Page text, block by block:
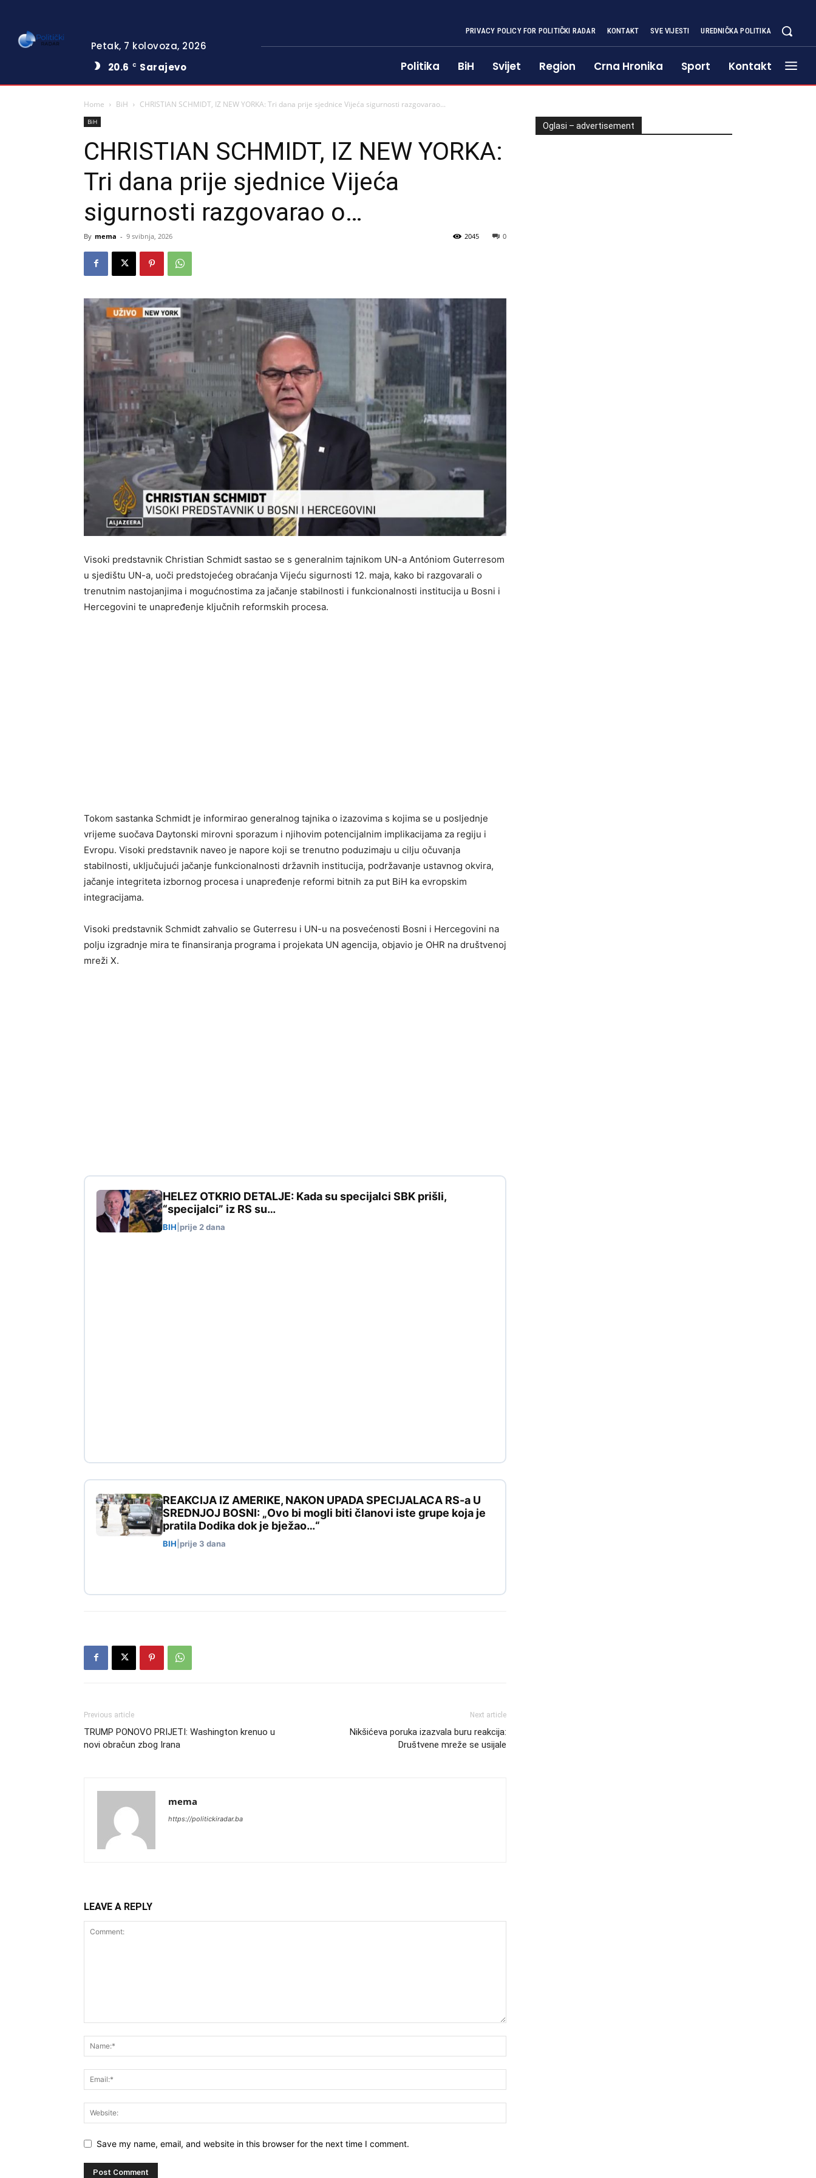
Petak, 7 kolovoza, 2026
20.6
C Sarajevo
PRIVACY POLICY FOR POLITIČKI RADAR KONTAKT SVE VIJESTI UREDNIČKA POLITIKA
Politika BiH Svijet Region Crna Hronika Sport Kontakt
Home BiH CHRISTIAN SCHMIDT, IZ NEW YORKA: Tri dana prije sjednice Vijeća sigurnosti razgovarao...
BiH
CHRISTIAN SCHMIDT, IZ NEW YORKA:
Tri dana prije sjednice Vijeća
sigurnosti razgovarao o…
By mema - 9 svibnja, 2026 0
2045
Visoki predstavnik Christian Schmidt sastao se s generalnim tajnikom UN-a Antóniom Guterresom
u sjedištu UN-a, uoči predstojećeg obraćanja Vijeću sigurnosti 12. maja, kako bi razgovarali o
trenutnim nastojanjima i mogućnostima za jačanje stabilnosti i funkcionalnosti institucija u Bosni i
Hercegovini te unapređenje ključnih reformskih procesa.
Tokom sastanka Schmidt je informirao generalnog tajnika o izazovima s kojima se u posljednje
vrijeme suočava Daytonski mirovni sporazum i njihovim potencijalnim implikacijama za regiju i
Evropu. Visoki predstavnik naveo je napore koji se trenutno poduzimaju u cilju očuvanja
stabilnosti, uključujući jačanje funkcionalnosti državnih institucija, podržavanje ustavnog okvira,
jačanje integriteta izbornog procesa i unapređenje reformi bitnih za put BiH ka evropskim
integracijama.
Visoki predstavnik Schmidt zahvalio se Guterresu i UN-u na posvećenosti Bosni i Hercegovini na
polju izgradnje mira te finansiranja programa i projekata UN agencija, objavio je OHR na društvenoj
mreži X.
HELEZ OTKRIO DETALJE: Kada su specijalci SBK prišli,
“specijalci” iz RS su…
BIH prije 2 dana
REAKCIJA IZ AMERIKE, NAKON UPADA SPECIJALACA RS-a U
SREDNJOJ BOSNI: „Ovo bi mogli biti članovi iste grupe koja je
pratila Dodika dok je bježao…“
BIH prije 3 dana
Previous article
TRUMP PONOVO PRIJETI: Washington krenuo u
novi obračun zbog Irana
Next article
Nikšićeva poruka izazvala buru reakcija:
Društvene mreže se usijale
mema
https://politickiradar.ba
LEAVE A REPLY
Save my name, email, and website in this browser for the next time I comment.
Oglasi – advertisement